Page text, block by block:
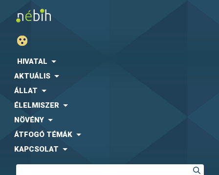
HIVATAL
AKTUÁLIS
ÁLLAT
ÉLELMISZER
NÖVÉNY
ÁTFOGÓ TÉMÁK
KAPCSOLAT